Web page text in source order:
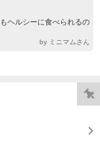
ヘルシーに食べられるの
by ミニマムさん